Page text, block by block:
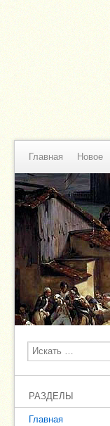
Главная Новое
Поиск
РАЗДЕЛЫ
Главная